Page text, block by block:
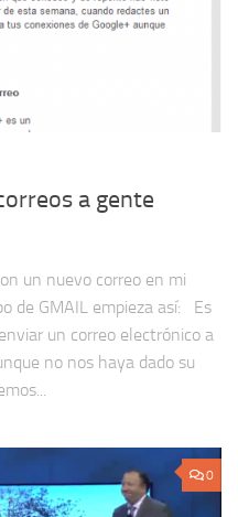
a gente
un nuevo correo en mi
de GMAIL empieza así: Es
un correo electrónico a
no nos haya dado su
0